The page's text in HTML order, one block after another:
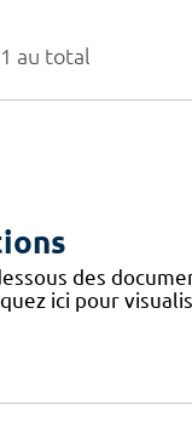
au total
des
ici pour